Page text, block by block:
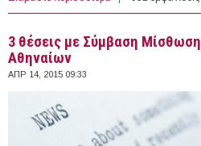
Γιατρούς και
3 θέσεις με Σύμβαση
Αθηναίων
ΑΠΡ 14, 2015 09:33